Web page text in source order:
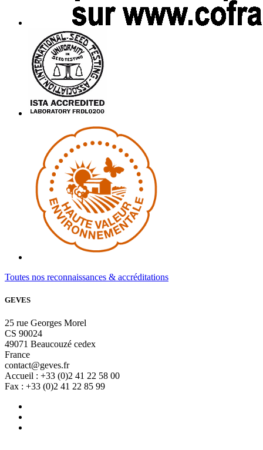
Toutes nos reconnaissances & accréditations
GEVES
25 rue Georges Morel
CS 90024
49071 Beaucouzé cedex
France
contact@geves.fr
Accueil : +33 (0)2 41 22 58 00
Fax : +33 (0)2 41 22 85 99